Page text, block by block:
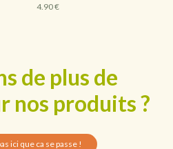
4.90 €
de plus de
nos produits ?
ici que ca se passe !